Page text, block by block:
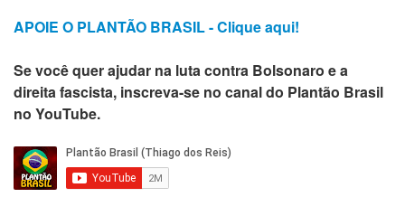
APOIE O PLANTÃO BRASIL - Clique aqui!
Se você quer ajudar na luta contra Bolsonaro e a
direita fascista, inscreva-se no canal do Plantão Brasil
no YouTube.